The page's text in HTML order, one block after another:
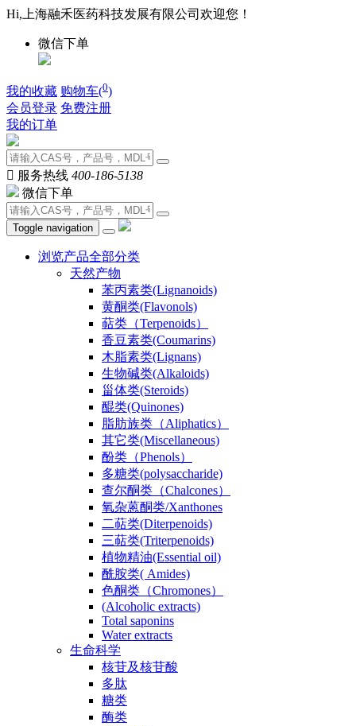
Hi,上海融禾医药科技发展有限公司欢迎您！
微信下单
我的收藏 购物车(0)
会员登录 免费注册
我的订单
 服务热线 400-186-5138
微信下单
Toggle navigation
浏览产品全部分类
天然产物
苯丙素类(Lignanoids)
黄酮类(Flavonols)
萜类（Terpenoids）
香豆素类(Coumarins)
木脂素类(Lignans)
生物碱类(Alkaloids)
甾体类(Steroids)
醌类(Quinones)
脂肪族类（Aliphatics）
其它类(Miscellaneous)
酚类（Phenols）
多糖类(polysaccharide)
查尔酮类（Chalcones）
氧杂蒽酮类/Xanthones
二萜类(Diterpenoids)
三萜类(Triterpenoids)
植物精油(Essential oil)
酰胺类( Amides)
色酮类（Chromones）
(Alcoholic extracts)
Total saponins
Water extracts
生命科学
核苷及核苷酸
多肽
糖类
酶类